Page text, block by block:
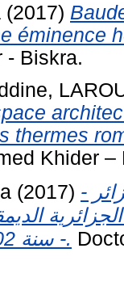
(2017)
éminence
- Biskra.
thermes
Khider –
(2017) -
سنة 2002 إلى سنة 2010 -.